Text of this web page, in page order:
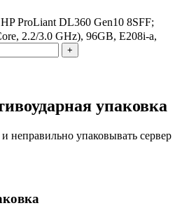
ProLiant DL360 Gen10 8SFF;
2.2/3.0 GHz), 96GB, E208i-a,
+
упаковка
неправильно упаковывать сервер